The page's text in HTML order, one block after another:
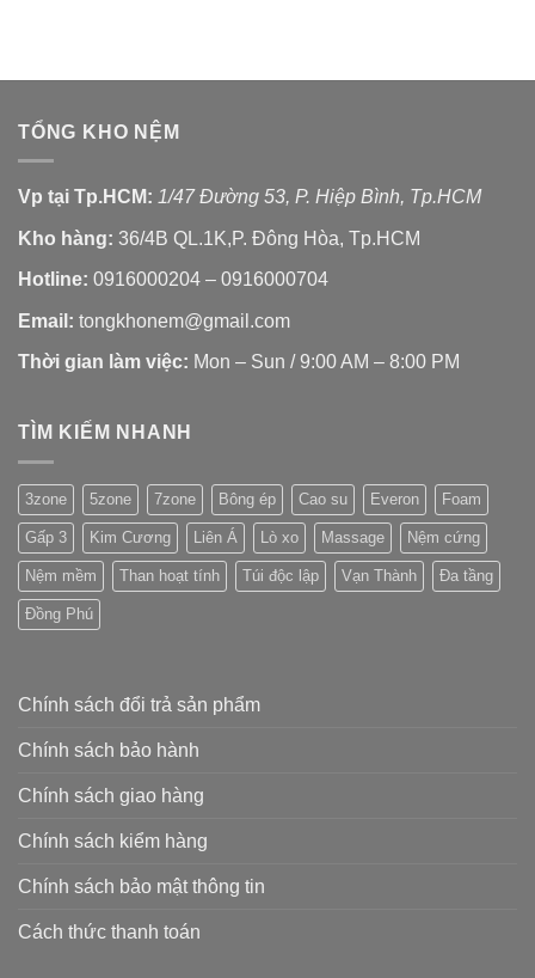
TỔNG KHO NỆM
Vp tại Tp.HCM: 1/47 Đường 53, P. Hiệp Bình, Tp.HCM
Kho hàng: 36/4B QL.1K,P. Đông Hòa, Tp.HCM
Hotline: 0916000204 – 0916000704
Email: tongkhonem@gmail.com
Thời gian làm việc: Mon – Sun / 9:00 AM – 8:00 PM
TÌM KIẾM NHANH
3zone 5zone 7zone Bông ép Cao su Everon Foam
Gấp 3 Kim Cương Liên Á Lò xo Massage Nệm cứng
Nệm mềm Than hoạt tính Túi độc lập Vạn Thành Đa tầng
Đồng Phú
Chính sách đổi trả sản phẩm
Chính sách bảo hành
Chính sách giao hàng
Chính sách kiểm hàng
Chính sách bảo mật thông tin
Cách thức thanh toán